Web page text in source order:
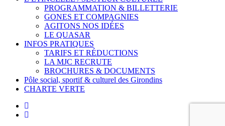
PROGRAMMATION & BILLETTERIE
GONES ET COMPAGNIES
AGITONS NOS IDÉES
LE QUASAR
INFOS PRATIQUES
TARIFS ET RÉDUCTIONS
LA MJC RECRUTE
BROCHURES & DOCUMENTS
Pôle social, sportif & culturel des Girondins
CHARTE VERTE
facebook
instagram